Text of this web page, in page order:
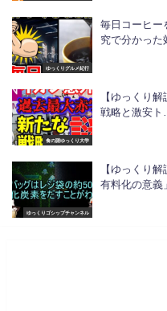
ゆっくりグルメ紀行
毎日コーヒー
究で分かった
食の謎ゆっくり大学
【ゆっくり
戦略と激安ト…
ゆっくりゴシップチャンネル
【ゆっくり
有料化の意義